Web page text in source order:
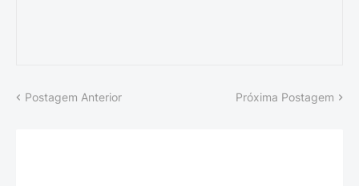
Postagem Anterior Próxima Postagem